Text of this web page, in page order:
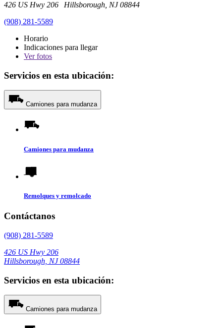
426 US Hwy 206 Hillsborough, NJ 08844
(908) 281-5589
Horario
Indicaciones para llegar
Verfotos
Servicios en esta ubicación:
Camiones para mudanza
Camiones para mudanza
Remolques y remolcado
Contáctanos
(908) 281-5589
426 US Hwy 206
Hillsborough, NJ 08844
Servicios en esta ubicación:
Camiones para mudanza